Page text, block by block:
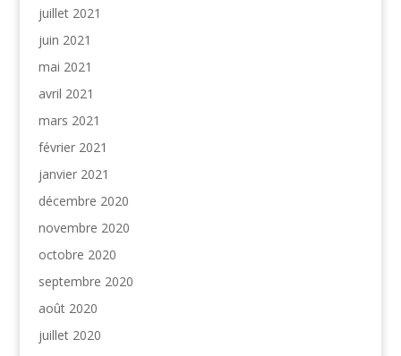
juillet 2021
juin 2021
mai 2021
avril 2021
mars 2021
février 2021
janvier 2021
décembre 2020
novembre 2020
octobre 2020
septembre 2020
août 2020
juillet 2020